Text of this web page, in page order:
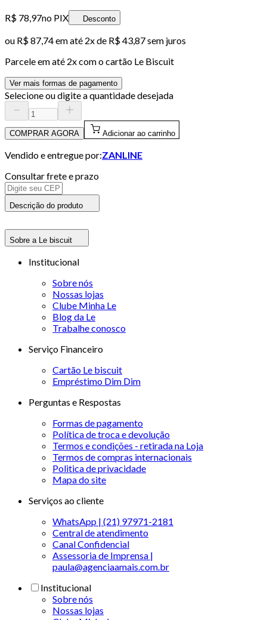
R$ 78,97no PIX Desconto
ou R$ 87,74em até 2x de R$ 43,87 sem juros
Parcele em até 2x com o cartão Le Biscuit
Ver mais formas de pagamento
Selecione ou digite a quantidade desejada
COMPRAR AGORA Adicionar ao carrinho
Vendido e entregue por:ZANLINE
Consultar frete e prazo
Descrição do produto
Sobre a Le biscuit
Institucional
Sobre nós
Nossas lojas
Clube Minha Le
Blog da Le
Trabalhe conosco
Serviço Financeiro
Cartão Le biscuit
Empréstimo Dim Dim
Perguntas e Respostas
Formas de pagamento
Política de troca e devolução
Termos e condições - retirada na Loja
Termos de compras internacionais
Politica de privacidade
Mapa do site
Serviços ao cliente
WhatsApp | (21) 97971-2181
Central de atendimento
Canal Confidencial
Assessoria de Imprensa |
paula@agenciaamais.com.br
Institucional
Sobre nós
Nossas lojas